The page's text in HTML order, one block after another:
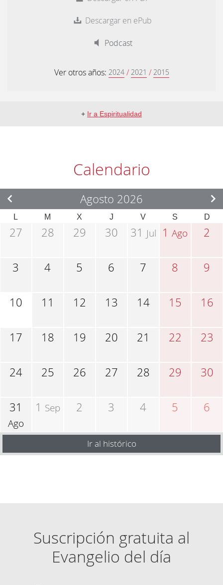
Descargar en ePub
Podcast
Ver otros años: 2024 / 2021 / 2015
+ Ir a Espiritualidad
Calendario
Agosto 2026
L M X J V S D
27 28 29 30 31 Jul 1Ago 2
3 4 5 6 7 8 9
10 11 12 13 14 15 16
17 18 19 20 21 22 23
24 25 26 27 28 29 30
31
Ago
1 Sep 2 3 4 5 6
Ir al histórico
Suscripción gratuita al
Evangelio del día